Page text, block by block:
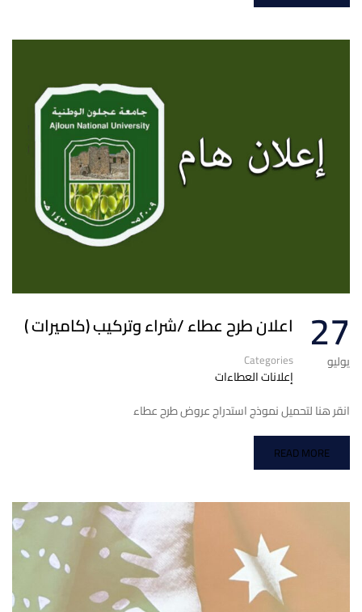
27
يوليو
اعلان طرح عطاء /شراء وتركيب (كاميرات )
Categories
إعلانات العطاءات
انقر هنا لتحميل نموذج استدراج عروض طرح عطاء
READ MORE